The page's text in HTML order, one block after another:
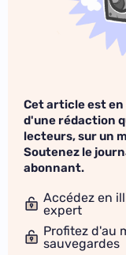
Cet article est en
d'une rédaction
lecteurs, sur un
Soutenez le
abonnant.
Accédez en
expert
Profitez d'au
sauvegardes